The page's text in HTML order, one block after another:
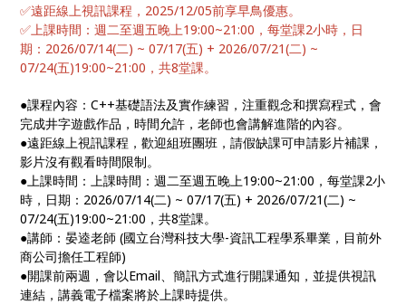
✅遠距線上視訊課程，2025/12/05前享早鳥優惠。
✅上課時間：週二至週五晚上19:00~21:00，每堂課2小時，日
期：2026/07/14(二) ~ 07/17(五) + 2026/07/21(二) ~
07/24(五)19:00~21:00，共8堂課。
●課程內容：C++基礎語法及實作練習，注重觀念和撰寫程式，會
完成井字遊戲作品，時間允許，老師也會講解進階的內容。
●遠距線上視訊課程，歡迎組班團班，請假缺課可申請影片補課，
影片沒有觀看時間限制。
●上課時間：上課時間：週二至週五晚上19:00~21:00，每堂課2小
時，日期：2026/07/14(二) ~ 07/17(五) + 2026/07/21(二) ~
07/24(五)19:00~21:00，共8堂課。
●講師：晏逵老師 (國立台灣科技大學-資訊工程學系畢業，目前外
商公司擔任工程師)
●開課前兩週，會以Email、簡訊方式進行開課通知，並提供視訊
連結，講義電子檔案將於上課時提供。